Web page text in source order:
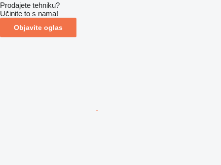
Prodajete tehniku?
Učinite to s nama!
Objavite oglas